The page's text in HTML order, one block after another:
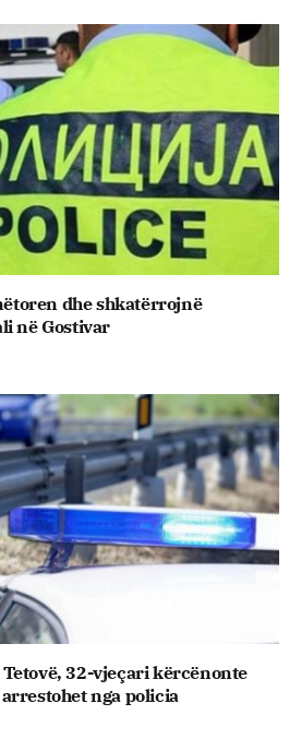
dhe shkatërrojnë
në Gostivar
32-vjeçari kërcënonte
nga policia